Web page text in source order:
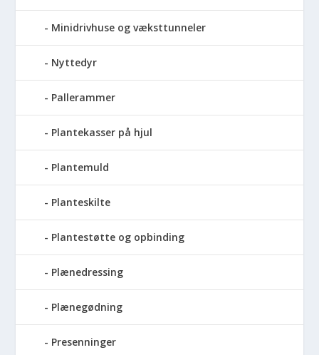
Minidrivhuse og væksttunneler
Nyttedyr
Pallerammer
Plantekasser på hjul
Plantemuld
Planteskilte
Plantestøtte og opbinding
Plænedressing
Plænegødning
Presenninger